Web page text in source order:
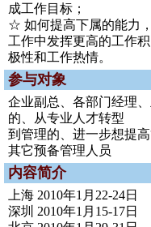
成工作目标；
☆ 如何提高下属的能力
工作中发挥更高的工作积
极性和工作热情。
参与对象
企业副总、各部门经理
的、从专业人才转型
到管理的、进一步想提
其它预备管理人员
内容简介
上海 2010年1月22-24日
深圳 2010年1月15-17日